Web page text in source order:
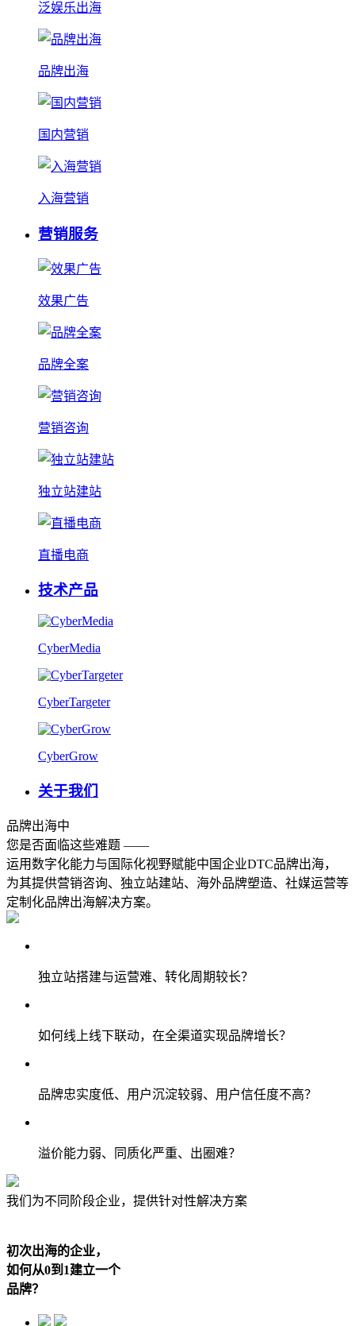
泛娱乐出海
品牌出海
国内营销
入海营销
营销服务
效果广告
品牌全案
营销咨询
独立站建站
直播电商
技术产品
CyberMedia
CyberTargeter
CyberGrow
关于我们
品牌出海中
您是否面临这些难题 ——
运用数字化能力与国际化视野赋能中国企业DTC品牌出海，
为其提供营销咨询、独立站建站、海外品牌塑造、社媒运营等
定制化品牌出海解决方案。
独立站搭建与运营难、转化周期较长？
如何线上线下联动，在全渠道实现品牌增长？
品牌忠实度低、用户沉淀较弱、用户信任度不高？
溢价能力弱、同质化严重、出圈难？
我们为不同阶段企业，提供针对性解决方案
初次出海的企业，
如何从0到1建立一个
品牌？